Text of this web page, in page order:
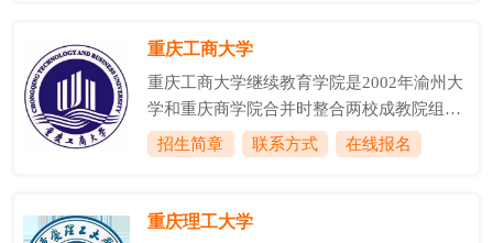
能力提升计划入选高校。学校前身为1950年
学。1953年，以西南人民革命大学政法系为
基础，合并当时的重庆大学、四川大学、云
南大学、贵州大学等法律院系，挂牌成立西
1978年，被国务院批准为全国重点大
重庆工商大学
重庆工商大学继续教育学院是2002年渝州大
学和重庆商学院合并时整合两校成教院组建
的直属单位，是学校继续教育的归口管理部
门和开展继续教育的办学主体，也是学校服
个科室;现有在职人员19人。重庆工商大学继
招生简章 联系方式 在线报名
重庆理工大学